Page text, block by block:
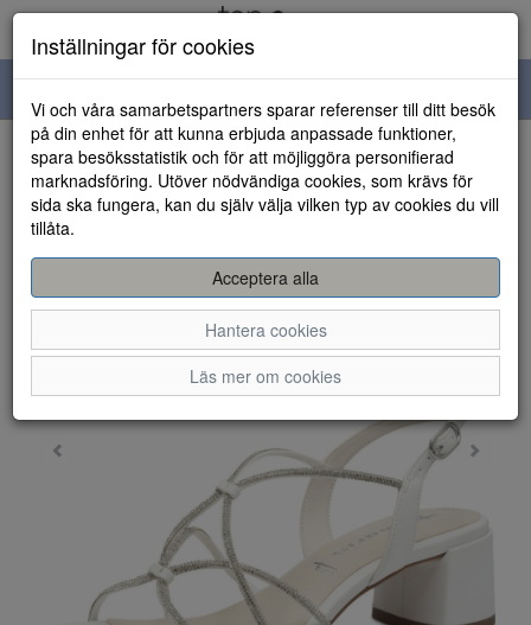
navigation
HEM
Inställningar för cookies
Vi och våra samarbetspartners sparar referenser till ditt besök
på din enhet för att kunna erbjuda anpassade funktioner,
spara besöksstatistik och för att möjliggöra personifierad
marknadsföring. Utöver nödvändiga cookies, som krävs för
sida ska fungera, kan du själv välja vilken typ av cookies du vill
tillåta.
Acceptera alla
Hantera cookies
Läs mer om cookies